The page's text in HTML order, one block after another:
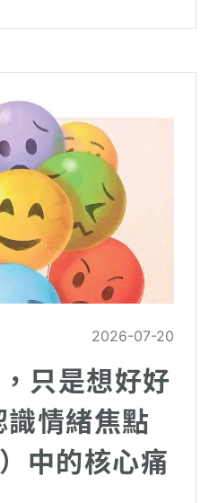
2026-07-20
只是想好好
情緒焦點
中的核心痛